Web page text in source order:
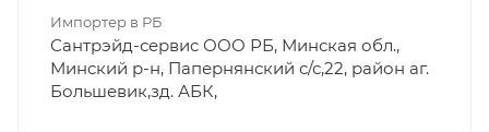
Импортер в РБ
Сантрэйд-сервис ООО РБ, Минская обл.,
Минский р-н, Папернянский с/с,22, район аг.
Большевик,зд. АБК,